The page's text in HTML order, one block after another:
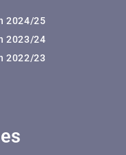
2024/25
2023/24
2022/23